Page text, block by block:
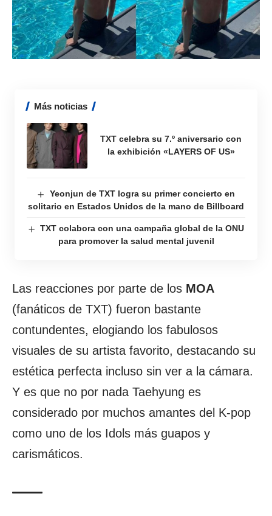
Más noticias
TXT celebra su 7.º aniversario con
la exhibición «LAYERS OF US»
Yeonjun de TXT logra su primer concierto en
solitario en Estados Unidos de la mano de Billboard
TXT colabora con una campaña global de la ONU
para promover la salud mental juvenil
Las reacciones por parte de los MOA
(fanáticos de TXT) fueron bastante
contundentes, elogiando los fabulosos
visuales de su artista favorito, destacando su
estética perfecta incluso sin ver a la cámara.
Y es que no por nada Taehyung es
considerado por muchos amantes del K-pop
como uno de los Idols más guapos y
carismáticos.